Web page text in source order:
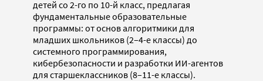
детей со 2-го по 10-й класс, предлагая
фундаментальные образовательные
программы: от основ алгоритмики для
младших школьников (2–4-е классы) до
системного программирования,
кибербезопасности и разработки ИИ-агентов
для старшеклассников (8–11-е классы).